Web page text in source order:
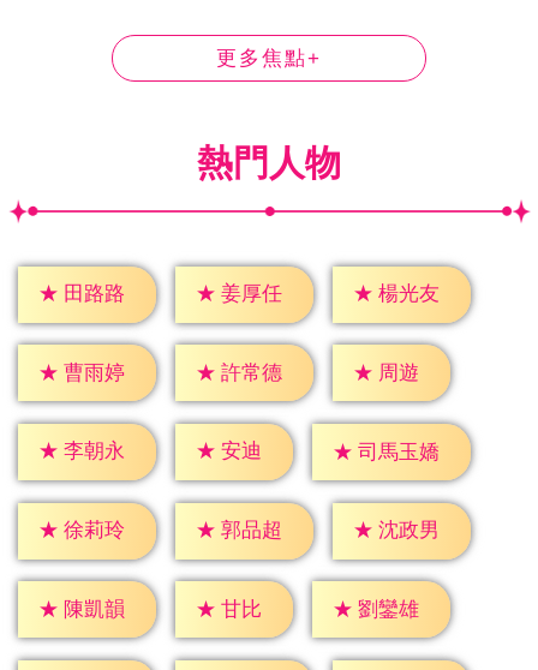
更多焦點+
熱門人物
★ 田路路 ★ 姜厚任 ★ 楊光友
★ 曹雨婷 ★ 許常德 ★ 周遊
★ 李朝永 ★ 安迪 ★ 司馬玉嬌
★ 徐莉玲 ★ 郭品超 ★ 沈政男
★ 陳凱韻 ★ 甘比 ★ 劉鑾雄